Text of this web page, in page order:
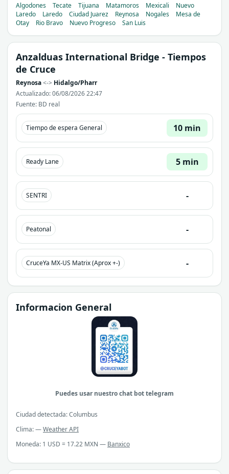
Algodones
Tecate Tijuana Matamoros Mexicali
Nuevo
Laredo
Laredo Ciudad Juarez Reynosa Nogales
Mesa de
Otay
Rio Bravo Nuevo Progreso San Luis
Anzalduas International Bridge - Tiempos
de Cruce
Reynosa<-> Hidalgo/Pharr
Actualizado: 06/08/2026 22:47
Fuente: BD real
Tiempo de espera General 10 min
Ready Lane 5 min
SENTRI -
Peatonal -
CruceYa MX-US Matrix (Aprox +-) -
Informacion General
Puedes usar nuestro chat bot telegram
Ciudad detectada: Columbus
Clima: —Weather API
Moneda: 1 USD = 17.22 MXN — Banxico